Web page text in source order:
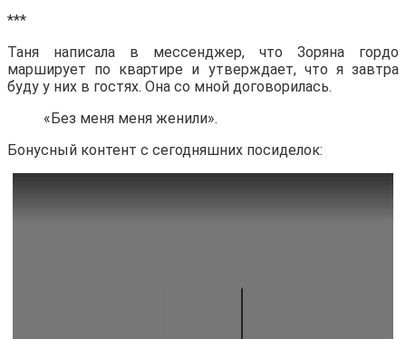
***
Таня написала в мессенджер, что Зоряна гордо
марширует по квартире и утверждает, что я завтра
буду у них в гостях. Она со мной договорилась.
«Без меня меня женили».
Бонусный контент с сегодняшних посиделок: